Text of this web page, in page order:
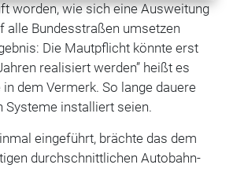
worden, wie sich eine Ausweitung
alle Bundesstraßen umsetzen
Die Mautpflicht könnte erst
realisiert werden” heißt es
dem Vermerk. So lange dauere
Systeme installiert seien.
eingeführt, brächte das dem
durchschnittlichen Autobahn-